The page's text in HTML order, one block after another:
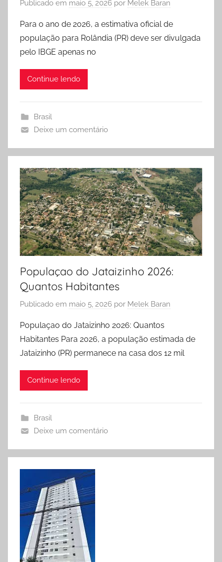
Publicado em maio 5, 2026 por Melek Baran
Para o ano de 2026, a estimativa oficial de
população para Rolândia (PR) deve ser divulgada
pelo IBGE apenas no
Continue lendo
Brasil
Deixe um comentário
Populaçao do Jataizinho 2026:
Quantos Habitantes
Publicado em maio 5, 2026 por Melek Baran
Populaçao do Jataizinho 2026: Quantos
Habitantes Para 2026, a população estimada de
Jataizinho (PR) permanece na casa dos 12 mil
Continue lendo
Brasil
Deixe um comentário